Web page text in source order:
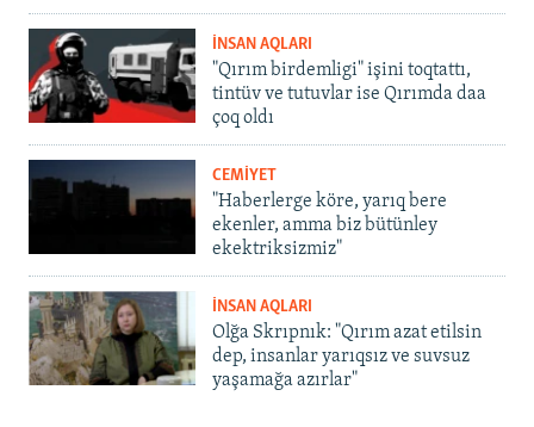
İNSAN AQLARI
"Qırım birdemligi" işini toqtattı,
tintüv ve tutuvlar ise Qırımda daa
çoq oldı
CEMİYET
"Haberlerge köre, yarıq bere
ekenler, amma biz bütünley
ekektriksizmiz"
İNSAN AQLARI
Olğa Skrıpnık: "Qırım azat etilsin
dep, insanlar yarıqsız ve suvsuz
yaşamağa azırlar"